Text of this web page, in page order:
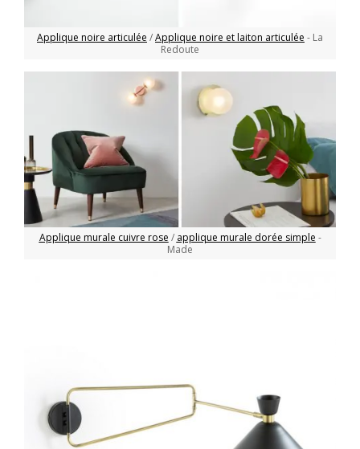
Applique noire articulée /Applique noire et laiton articulée - La
Redoute
Applique murale cuivre rose / applique murale dorée simple -
Made